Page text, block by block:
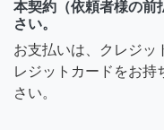
本契約（依頼者様の前
さい。
お支払いは、クレジッ
レジットカードをお持
さい。